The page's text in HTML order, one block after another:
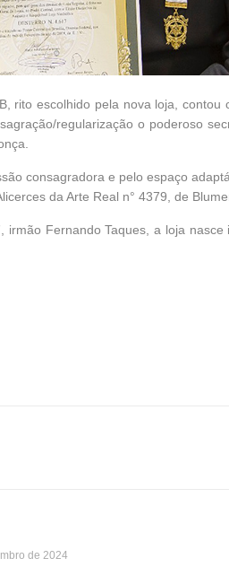
rito escolhido pela nova loja,
regularização o poderoso
consagradora e pelo espaço
da Arte Real n° 4379, de
irmão Fernando Taques, a loja
de 2024